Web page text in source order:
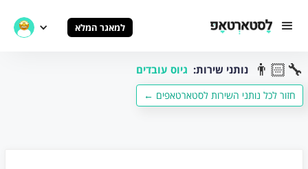
למאגר המלא
גיוס עובדים נותני שירות: 👨🏻‍🔧
← חזור לכל נותני השירות לסטארטאפים